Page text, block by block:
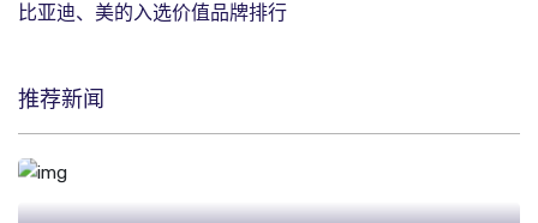
比亚迪、美的入选价值品牌排行
推荐新闻